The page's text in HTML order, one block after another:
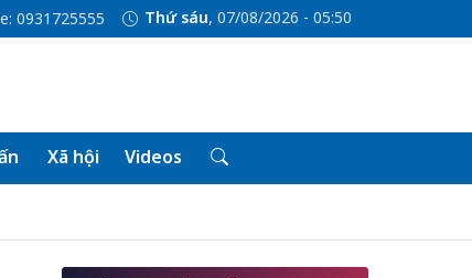
0931725555 Thứ sáu, 07/08/2026 - 05:50
Xã hội Videos